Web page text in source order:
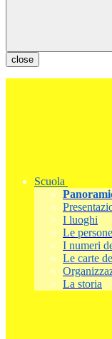
close
Scuola
I luoghi
Le persone
I numeri
Le carte
La storia